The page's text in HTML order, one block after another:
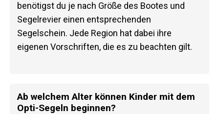
benötigst du je nach Größe des Bootes und
Segelrevier einen entsprechenden
Segelschein. Jede Region hat dabei ihre
eigenen Vorschriften, die es zu beachten gilt.
Ab welchem Alter können Kinder mit dem
Opti-Segeln beginnen?